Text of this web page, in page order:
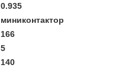
0.935
миниконтактор
166
5
140